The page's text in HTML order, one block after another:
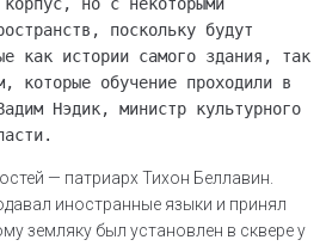
но с некоторыми
поскольку будут
как истории самого здания, так
которые обучение проходили в
Нэдик, министр культурного
— патриарх Тихон Беллавин.
иностранные языки и принял
земляку был установлен в сквере у